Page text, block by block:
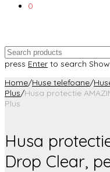
0
press Enter to search
Home/Huse telefoane/
Plus/Husa protectie
Plus
Husa
Drop Clear,